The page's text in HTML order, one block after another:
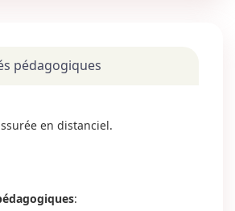
pédagogiques
en distanciel.
: